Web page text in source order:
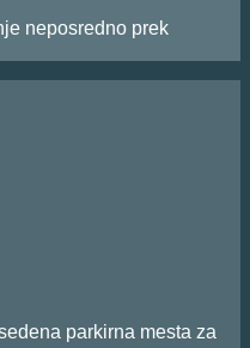
neposredno prek
parkirna mesta za